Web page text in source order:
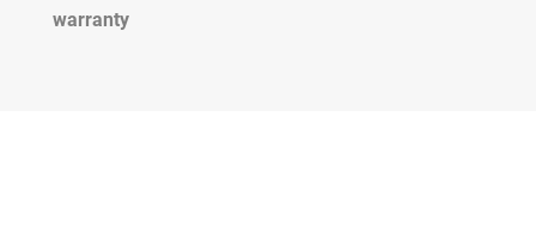
warranty